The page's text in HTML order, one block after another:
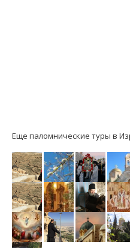
Еще паломнические туры в